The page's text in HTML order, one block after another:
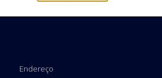
Endereço